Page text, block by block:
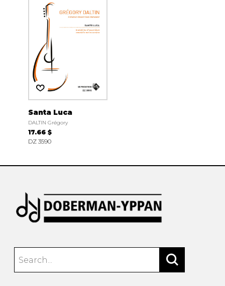
Santa Luca
DALTIN Grégory
17.66 $
DZ 3590